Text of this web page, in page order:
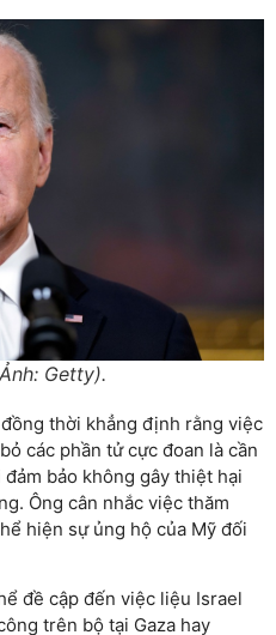
Getty).
thời khẳng định rằng việc
các phần tử cực đoan là cần
bảo không gây thiệt hại
Ông cân nhắc việc thăm
hiện sự ủng hộ của Mỹ đối
đề cập đến việc liệu Israel
trên bộ tại Gaza hay